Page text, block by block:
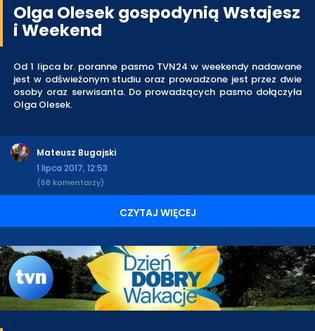
Olga Olesek gospodynią Wstajesz
i Weekend
Od 1 lipca br. poranne pasmo TVN24 w weekendy nadawane
jest w odświeżonym studiu oraz prowadzone jest przez dwie
osoby oraz serwisanta. Do prowadzących pasmo dołączyła
Olga Olesek.
Mateusz Bugajski
1 lipca 2017, 12:53
(68 komentarzy)
CZYTAJ WIĘCEJ